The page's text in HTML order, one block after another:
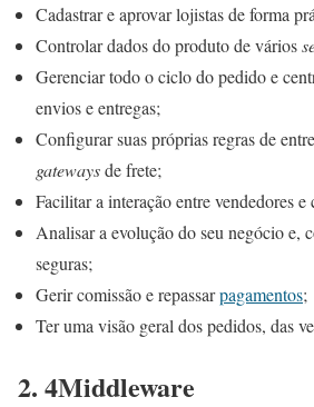
Cadastrar e aprovar lojistas de forma
Controlar dados do produto de vários
Gerenciar todo o ciclo do pedido e
envios e entregas;
Configurar suas próprias regras de
gatewaysde frete;
Facilitar a interação entre vendedores e
Analisar a evolução do seu negócio e,
seguras;
Gerir comissão e repassarpagamentos;
Ter uma visão geral dos pedidos, das
2. 4Middleware